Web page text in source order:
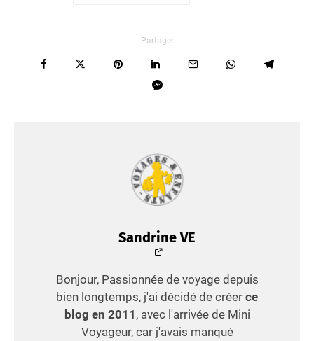
Partager
Sandrine VE
Bonjour, Passionnée de voyage depuis
bien longtemps, j'ai décidé de créer ce
blog en 2011 , avec l'arrivée de Mini
Voyageur, car j'avais manqué